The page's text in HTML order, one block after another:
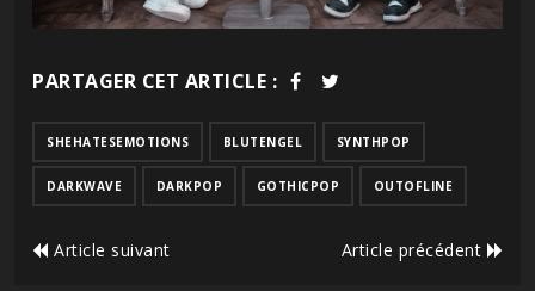
PARTAGER CET ARTICLE :
SHEHATESEMOTIONS BLUTENGEL SYNTHPOP
DARKWAVE DARKPOP GOTHICPOP OUTOFLINE
Article suivant Article précédent